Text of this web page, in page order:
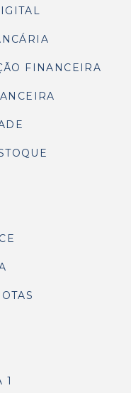
FINANCEIRA
1